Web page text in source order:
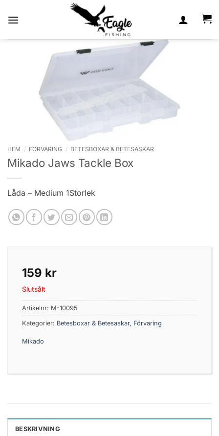
HEM / FÖRVARING / BETESBOXAR & BETESASKAR
Mikado Jaws Tackle Box
Låda – Medium 1Storlek
159 kr
Slutsålt
Artikelnr: M-10095
Kategorier: Betesboxar & Betesaskar, Förvaring
Mikado
BESKRIVNING